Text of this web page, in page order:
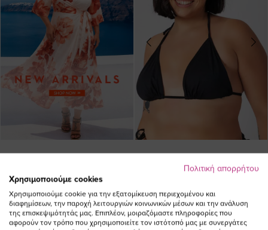
Ειδική
Τιμή
SALE
Πολιτική απορρήτου
Χρησιμοποιούμε cookies
Χρησιμοποιούμε cookie για την εξατομίκευση περιεχομένου και
διαφημίσεων, την παροχή λειτουργιών κοινωνικών μέσων και την ανάλυση
της επισκεψιμότητάς μας. Επιπλέον, μοιραζόμαστε πληροφορίες που
αφορούν τον τρόπο που χρησιμοποιείτε τον ιστότοπό μας με συνεργάτες